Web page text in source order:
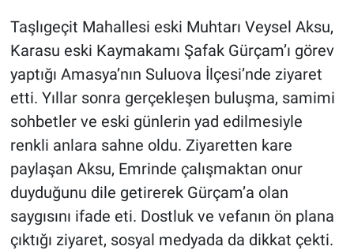
Taşlıgeçit Mahallesi eski Muhtarı Veysel Aksu,
Karasu eski Kaymakamı Şafak Gürçam’ı görev
yaptığı Amasya’nın Suluova İlçesi’nde ziyaret
etti. Yıllar sonra gerçekleşen buluşma, samimi
sohbetler ve eski günlerin yad edilmesiyle
renkli anlara sahne oldu. Ziyaretten kare
paylaşan Aksu, Emrinde çalışmaktan onur
duyduğunu dile getirerek Gürçam’a olan
saygısını ifade eti. Dostluk ve vefanın ön plana
çıktığı ziyaret, sosyal medyada da dikkat çekti.